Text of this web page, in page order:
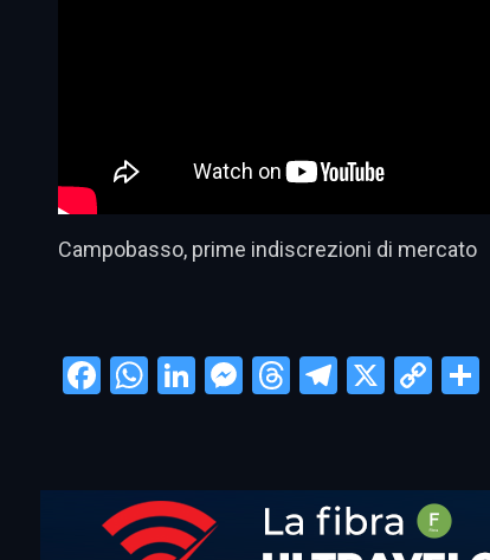
Campobasso, prime indiscrezioni di mercato
Facebook
WhatsApp
LinkedIn
Messenger
Threads
Telegram
X